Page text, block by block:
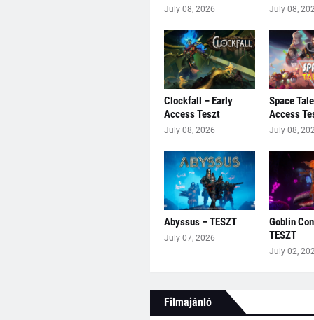
July 08, 2026 July 08,
Clockfall – Early
Access Teszt
July 08, 2026
Space
Access
July 08,
Abyssus – TESZT
July 07, 2026
Goblin
TESZT
July 02,
Filmajánló